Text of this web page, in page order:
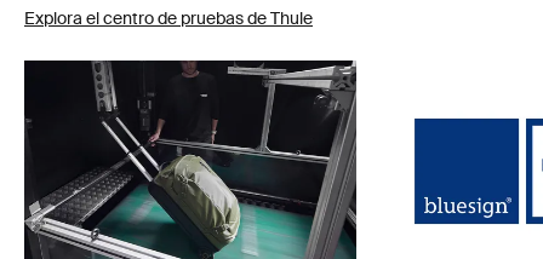
Explora el centro de pruebas de Thule